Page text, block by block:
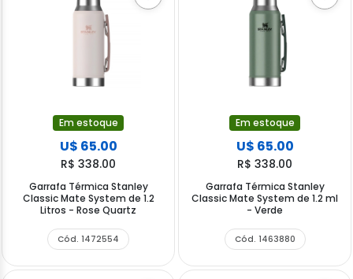
Em estoque
U$ 65.00
R$ 338.00
Garrafa Térmica Stanley
Classic Mate System de 1.2
Litros - Rose Quartz
Cód. 1472554
Em estoque
U$ 65.00
R$ 338.00
Garrafa Térmica Stanley
Classic Mate System de 1.2 ml
- Verde
Cód. 1463880